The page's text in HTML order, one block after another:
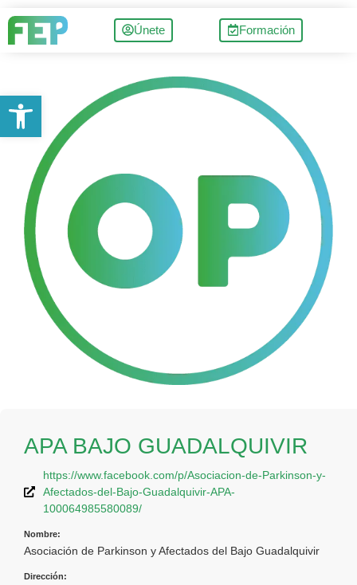
Únete Formación
APA BAJO GUADALQUIVIR
https://www.facebook.com/p/Asociacion-de-Parkinson-y-
Afectados-del-Bajo-Guadalquivir-APA-
100064985580089/
Nombre:
Asociación de Parkinson y Afectados del Bajo Guadalquivir
Dirección:
Abrir barra de herramientas